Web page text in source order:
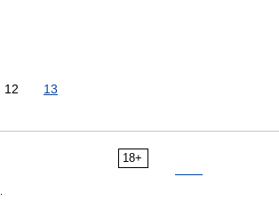
12 13
18+